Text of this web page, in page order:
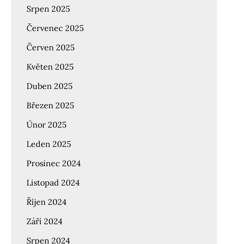
Srpen 2025
Červenec 2025
Červen 2025
Květen 2025
Duben 2025
Březen 2025
Únor 2025
Leden 2025
Prosinec 2024
Listopad 2024
Říjen 2024
Září 2024
Srpen 2024